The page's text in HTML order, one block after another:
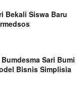
Bekali Siswa Baru
Sari Bumi
Bisnis Simplisia